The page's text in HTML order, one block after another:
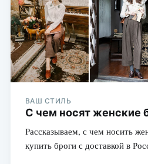
ВАШ СТИЛЬ
С чем носят женские
Рассказываем, с чем носить
купить броги с доставкой в